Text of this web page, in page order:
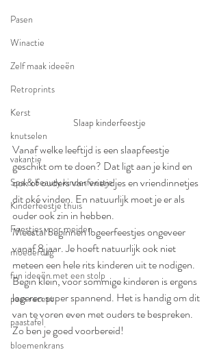
Pasen
Winactie
Zelf maak ideeën
Retroprints
Kerst
knutselen
vakantie
Spa & beauty kinderfeestje
Kinderfeestje thuis
Feestjes voor meiden
moederdag
fun ideeën met een stolp
paas recept
paastafel
bloemenkrans
Slaap kinderfeestje
Vanaf welke leeftijd is een slaapfeestje
geschikt om te doen? Dat ligt aan je kind en
ook of ouders van vriendjes en vriendinnetjes
dit oké vinden. En natuurlijk moet je er als
ouder ook zin in hebben.
Meestal beginnen logeerfeestjes ongeveer
vanaf 8 jaar. Je hoeft natuurlijk ook niet
meteen een hele rits kinderen uit te nodigen.
Begin klein, voor sommige kinderen is ergens
logeren super spannend. Het is handig om dit
van te voren even met ouders te bespreken.
Zo ben je goed voorbereid!